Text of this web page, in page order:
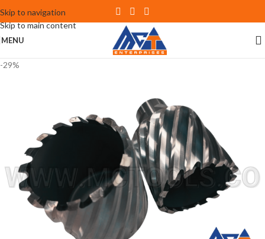
Skip to navigation
Skip to main content
MENU
-29%